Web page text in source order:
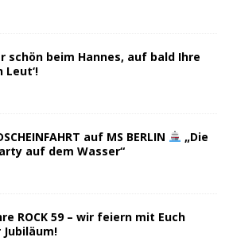
schön beim Hannes, auf bald Ihre
Leut‘!
auf MS BERLIN
„Die
auf dem Wasser“
ROCK 59 – wir feiern mit Euch
Jubiläum!